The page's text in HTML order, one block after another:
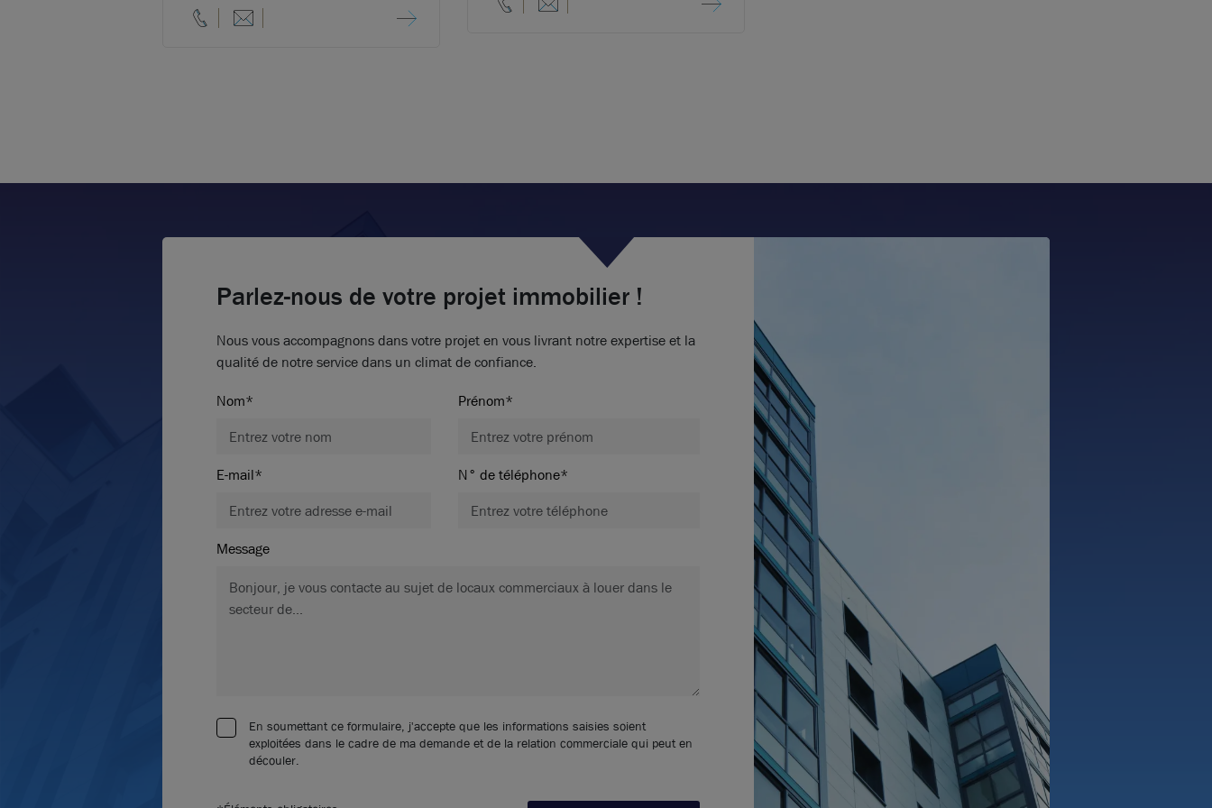
Parlez-nous de votre projet immobilier !
Nous vous accompagnons dans votre projet en vous livrant notre expertise et la
qualité de notre service dans un climat de confiance.
Nom* Prénom*
E-mail* N° de téléphone*
Message
En soumettant ce formulaire, j'accepte que les informations saisies soient
exploitées dans le cadre de ma demande et de la relation commerciale qui peut en
découler.